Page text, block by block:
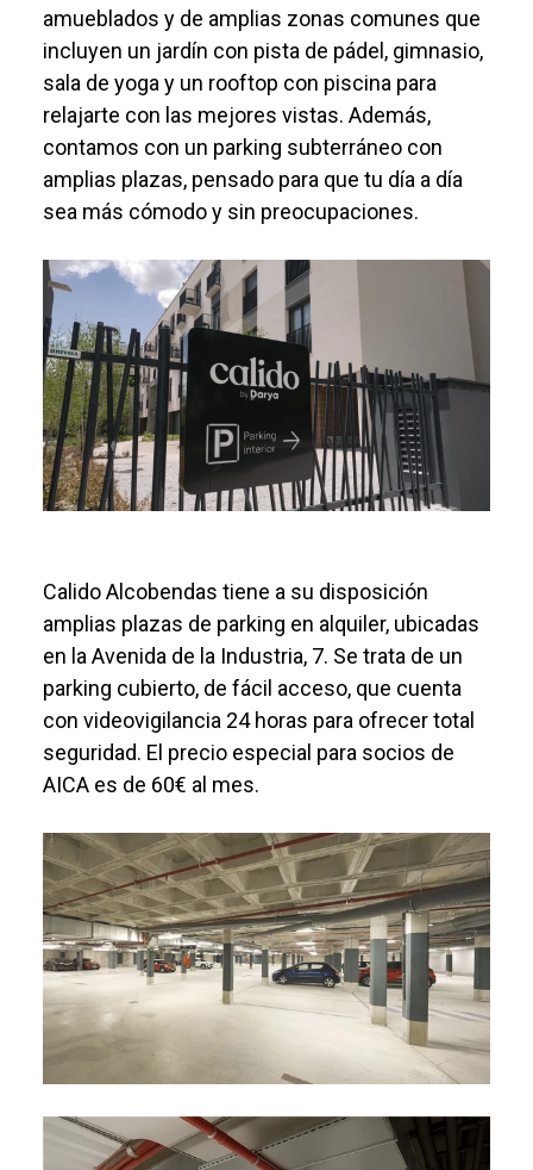
amueblados y de amplias zonas comunes que
incluyen un jardín con pista de pádel, gimnasio,
sala de yoga y un rooftop con piscina para
relajarte con las mejores vistas. Además,
contamos con un parking subterráneo con
amplias plazas, pensado para que tu día a día
sea más cómodo y sin preocupaciones.
Calido Alcobendas tiene a su disposición
amplias plazas de parking en alquiler, ubicadas
en la Avenida de la Industria, 7. Se trata de un
parking cubierto, de fácil acceso, que cuenta
con videovigilancia 24 horas para ofrecer total
seguridad. El precio especial para socios de
AICA es de 60€ al mes.